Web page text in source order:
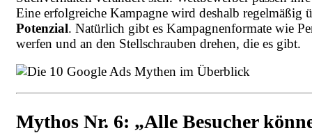
Eine erfolgreiche Kampagne wird deshalb
Potenzial. Natürlich gibt es Kampagnenformate wie
werfen und an den Stellschrauben drehen, die es gibt.
Mythos Nr. 6: „Alle Besucher